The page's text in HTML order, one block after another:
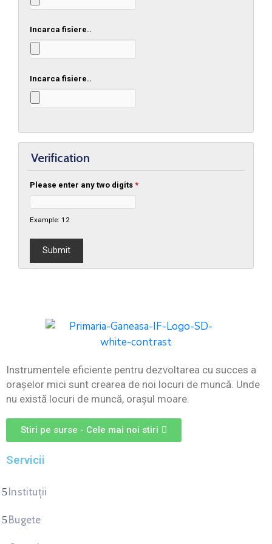
Incarca fisiere..
Incarca fisiere..
Verification
Please enter any two digits *
Example: 12
Instrumentele eficiente pentru dezvoltarea cu succes a
oraşelor mici sunt crearea de noi locuri de muncă. Unde
nu există locuri de muncă, oraşul moare.
Stiri pe surse - Cele mai noi stiri
Servicii
Instituții
Bugete